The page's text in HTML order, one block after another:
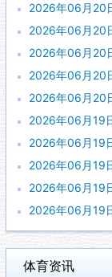
2026年06月20日_足
2026年06月20日_
2026年06月20日
2026年06月20日_
2026年06月20日
2026年06月19日_足
2026年06月19日_足
2026年06月19日_
2026年06月19日_
2026年06月19日_
体育资讯